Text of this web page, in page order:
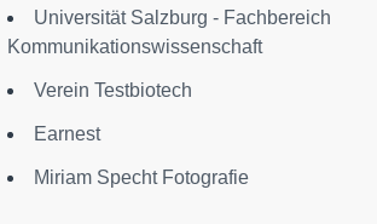
Universität Salzburg - Fachbereich
Kommunikationswissenschaft
Verein Testbiotech
Earnest
Miriam Specht Fotografie